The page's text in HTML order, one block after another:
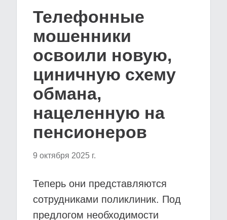
Телефонные
мошенники
освоили новую,
циничную схему
обмана,
нацеленную на
пенсионеров
9 октября 2025 г.
Теперь они представляются
сотрудниками поликлиник. Под
предлогом необходимости